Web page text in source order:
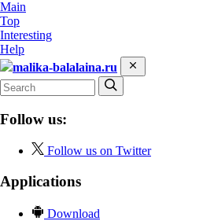
Main
Top
Interesting
Help
malika-balalaina.ru
Follow us:
Follow us on Twitter
Applications
Download